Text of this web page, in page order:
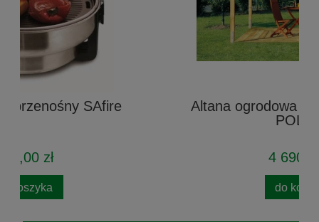
Altana ogrodowa drewniana Agata -